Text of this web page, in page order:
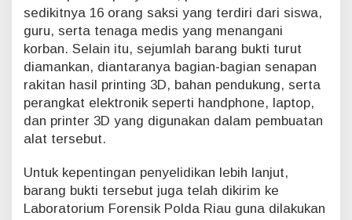
sedikitnya 16 orang saksi yang terdiri dari siswa,
guru, serta tenaga medis yang menangani
korban. Selain itu, sejumlah barang bukti turut
diamankan, diantaranya bagian-bagian senapan
rakitan hasil printing 3D, bahan pendukung, serta
perangkat elektronik seperti handphone, laptop,
dan printer 3D yang digunakan dalam pembuatan
alat tersebut.
Untuk kepentingan penyelidikan lebih lanjut,
barang bukti tersebut juga telah dikirim ke
Laboratorium Forensik Polda Riau guna dilakukan